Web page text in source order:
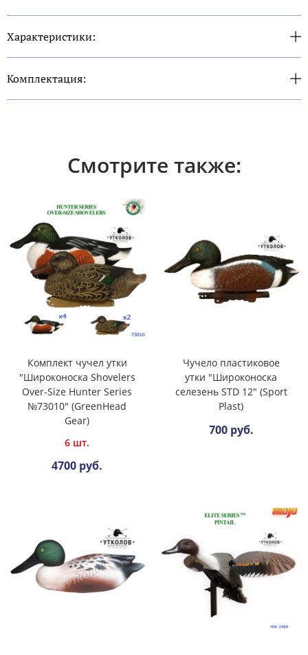
Характеристики:
Комплектация:
Смотрите также:
Комплект чучел утки
"Широконоска Shovelers
Over-Size Hunter Series
№73010" (GreenHead
Gear)
6 шт.
4700 руб.
Чучело пластиковое
утки "Широконоска
селезень STD 12" (Sport
Plast)
700 руб.